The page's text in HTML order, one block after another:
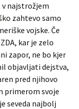
v najstrožjem
zahtevo samo
vojske. Če
kar je zelo
zapor, ne bo kjer
objavljati dejstva,
pred njihovo
primerom svoje
seveda najbolj